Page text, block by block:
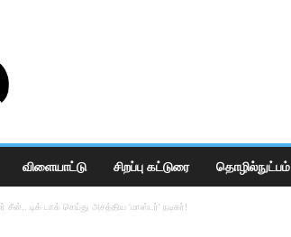
விளையாட்டு சிறப்பு கட்டுரை தொழில்நுட்பம்
சீன்.. டிக் டாக் செய்து அசத்திய ‘மாஸ்டர்’ நடிகர்!